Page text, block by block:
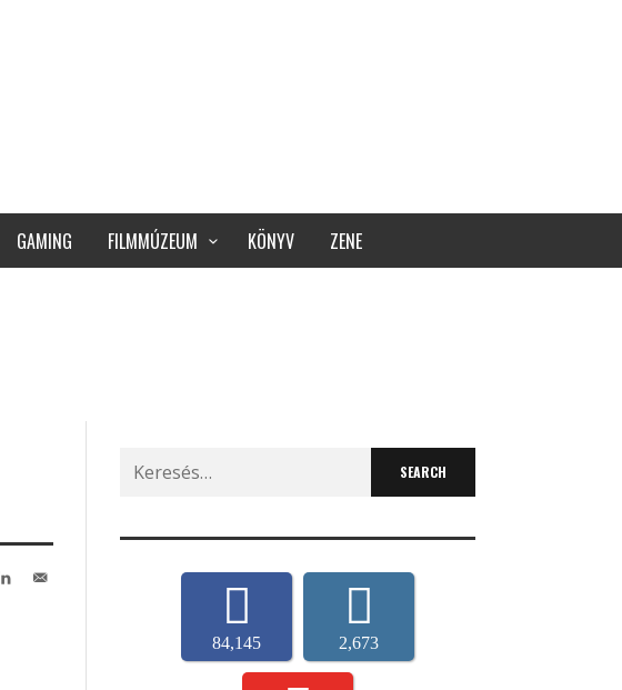
GAMING FILMMÚZEUM KÖNYV ZENE
Search
for:
84,145 2,673